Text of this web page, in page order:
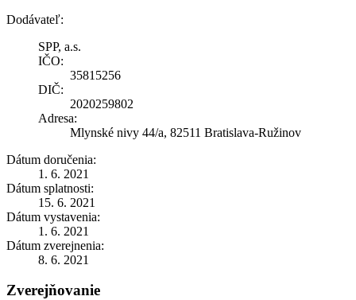
Dodávateľ:
SPP, a.s.
IČO:
35815256
DIČ:
2020259802
Adresa:
Mlynské nivy 44/a, 82511 Bratislava-Ružinov
Dátum doručenia:
1. 6. 2021
Dátum splatnosti:
15. 6. 2021
Dátum vystavenia:
1. 6. 2021
Dátum zverejnenia:
8. 6. 2021
Zverejňovanie